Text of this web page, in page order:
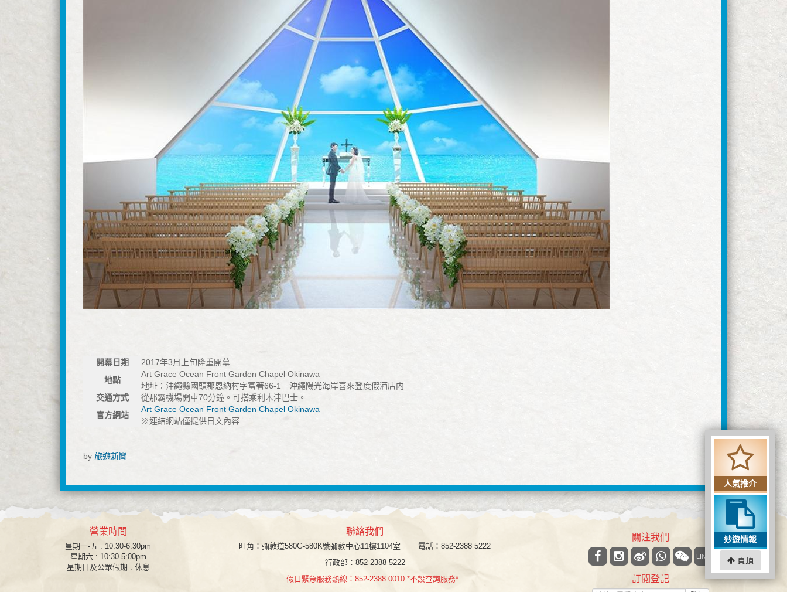
開幕日期
2017年3月上旬隆重開幕
地點
Art Grace Ocean Front Garden Chapel Okinawa
地址：沖繩縣國頭郡恩納村字冨著66-1 沖繩陽光海岸喜來登度假酒店内
交通方式
從那霸機場開車70分鐘。可搭乘利木津巴士。
官方網站
Art Grace Ocean Front Garden Chapel Okinawa
※連結網站僅提供日文內容
by 旅遊新聞
聯絡我們
旺角 ：彌敦道580G-580K號彌敦中心11樓1104室
電話：852-2388 5222
行政部：852-2388 5222
假日緊急服務熱線：852-2388 0010 *不設查詢服務*
營業時間
星期一-五 : 10:30-6:30pm
星期六 : 10:30-5:00pm
星期日及公眾假期 : 休息
關注我們
LINE
訂閱登記
人氣推介
妙遊情報
頁頂